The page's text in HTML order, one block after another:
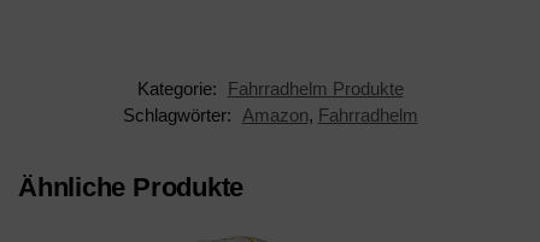
Kategorie:
Fahrradhelm Produkte
Schlagwörter:
Amazon, Fahrradhelm
Ähnliche Produkte